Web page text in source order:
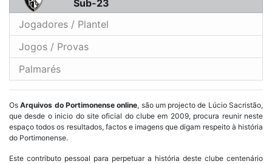
Sub-23
Jogadores / Plantel
Jogos / Provas
Palmarés
OsArquivos do Portimonense online, são um projecto de Lúcio Sacristão,
que desde o inicio do site oficial do clube em 2009, procura reunir neste
espaço todos os resultados, factos e imagens que digam respeito à história
do Portimonense.
Este contributo pessoal para perpetuar a história deste clube centenário